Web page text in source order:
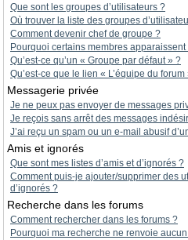
Que sont les groupes d’utilisateurs ?
Où trouver la liste des groupes
Comment devenir chef de groupe ?
Pourquoi certains membres
Qu’est-ce qu’un « Groupe par défaut » ?
Qu’est-ce que le lien « L’équipe du forum
Messagerie privée
Je ne peux pas envoyer de messages
Je reçois sans arrêt des messages
J’ai reçu un spam ou un e-mail abusif
Amis et ignorés
Que sont mes listes d’amis et d’ignorés ?
Comment puis-je ajouter/supprimer des
d’ignorés ?
Recherche dans les forums
Comment rechercher dans les forums ?
Pourquoi ma recherche ne renvoie